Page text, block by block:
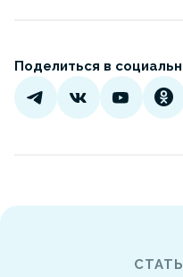
Поделиться в